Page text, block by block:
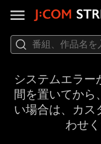
システムエラー
間を置いてから
い場合は、カス
わせ